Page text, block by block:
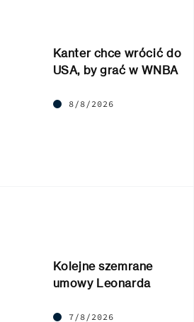
Kanter chce wrócić do
USA, by grać w WNBA
8/8/2026
Kolejne szemrane
umowy Leonarda
7/8/2026